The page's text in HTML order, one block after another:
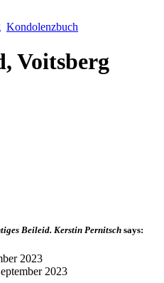
Kondolenzbuch
Voitsberg
Beileid. Kerstin Pernitsch says:
2023
2023